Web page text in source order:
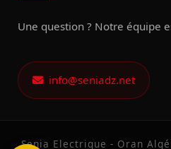
Une question ? Notre équipe
info@seniadz.net
Senia Electrique - Oran